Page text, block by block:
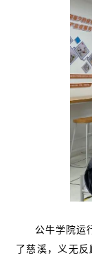
公牛学院运
了慈溪，义无